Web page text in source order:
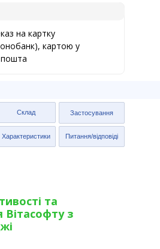
на картку
картою у
пошта
Склад Застосування
Характеристики Питання/відповіді
та
Вітасофту з